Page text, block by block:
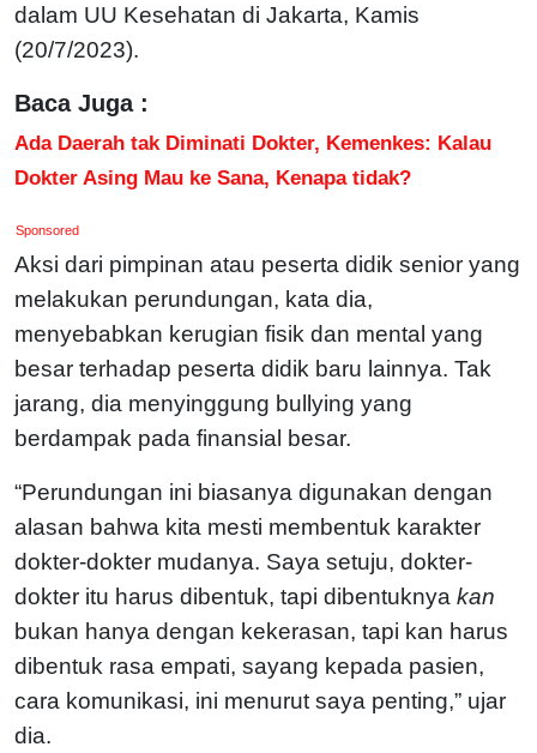
dalam UU Kesehatan di Jakarta, Kamis
(20/7/2023).
Baca Juga :
Ada Daerah tak Diminati Dokter, Kemenkes: Kalau
Dokter Asing Mau ke Sana, Kenapa tidak?
Sponsored
Aksi dari pimpinan atau peserta didik senior yang
melakukan perundungan, kata dia,
menyebabkan kerugian fisik dan mental yang
besar terhadap peserta didik baru lainnya. Tak
jarang, dia menyinggung bullying yang
berdampak pada finansial besar.
“Perundungan ini biasanya digunakan dengan
alasan bahwa kita mesti membentuk karakter
dokter-dokter mudanya. Saya setuju, dokter-
dokter itu harus dibentuk, tapi dibentuknya kan
bukan hanya dengan kekerasan, tapi kan harus
dibentuk rasa empati, sayang kepada pasien,
cara komunikasi, ini menurut saya penting,” ujar
dia.